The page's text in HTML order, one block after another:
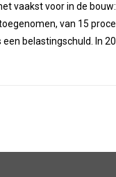
vaakst voor in de
van 15
belastingschuld. In